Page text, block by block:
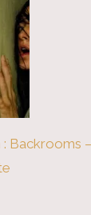
Backrooms